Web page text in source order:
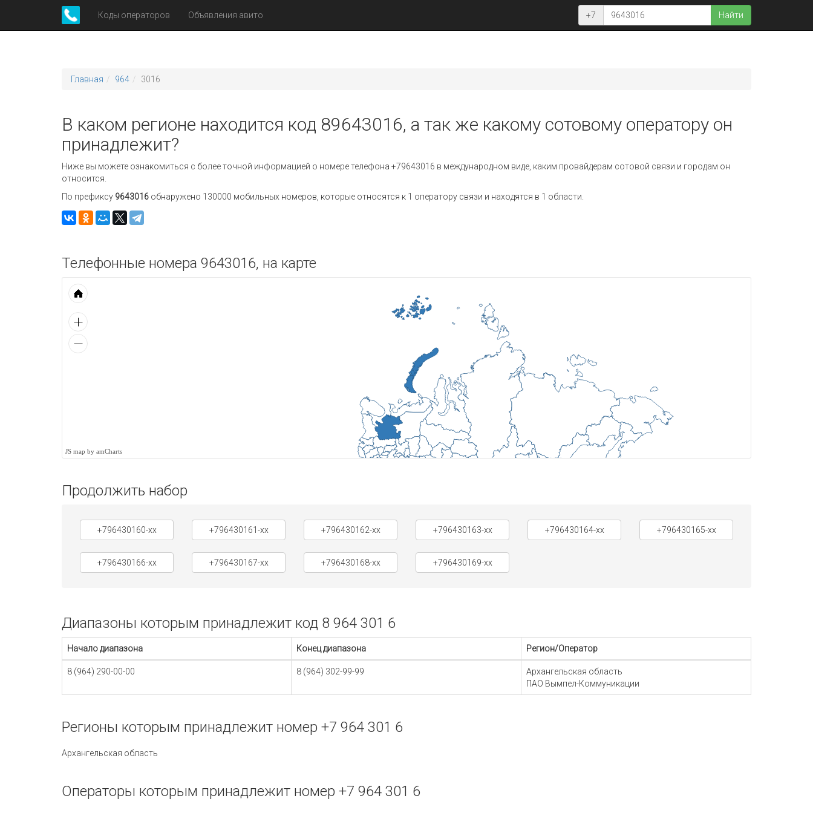
Коды операторов Объявления авито +7 Найти
Главная 964 3016
В каком регионе находится код 89643016, а так же какому сотовому оператору он
принадлежит?
Ниже вы можете ознакомиться с более точной информацией о номере телефона +79643016 в международном виде, каким провайдерам сотовой связи и городам он
относится.
По префиксу 9643016 обнаружено 130000 мобильных номеров, которые относятся к 1 оператору связи и находятся в 1 области.
Телефонные номера 9643016, на карте
JS map by amCharts
Продолжить набор
+796430160-xx +796430161-xx +796430162-xx +796430163-xx +796430164-xx +796430165-xx
+796430166-xx +796430167-xx +796430168-xx +796430169-xx
Диапазоны которым принадлежит код 8 964 301 6
Начало диапазона Конец диапазона Регион/Оператор
8 (964) 290-00-00 8 (964) 302-99-99
Архангельская область
ПАО Вымпел-Коммуникации
Регионы которым принадлежит номер +7 964 301 6
Архангельская область
Операторы которым принадлежит номер +7 964 301 6